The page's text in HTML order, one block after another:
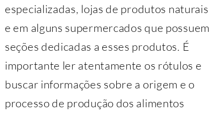
especializadas, lojas de produtos naturais
e em alguns supermercados que possuem
seções dedicadas a esses produtos. É
importante ler atentamente os rótulos e
buscar informações sobre a origem e o
processo de produção dos alimentos